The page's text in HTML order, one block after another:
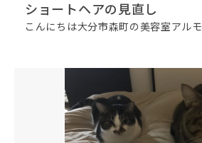
ショートヘアの見直し
こんにちは大分市森町の美容室ア